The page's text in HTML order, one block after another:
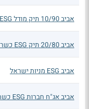
אביב 10/90 תיק מודל ESG כשרה
אביב 20/80 תיק ESG כשרה
אביב ESG מניות ישראל
אביב אג"ח חברות ESG כשרה